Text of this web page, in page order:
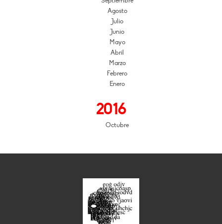
Agosto
Julio
Junio
Mayo
Abril
Marzo
Febrero
Enero
2016
Octubre